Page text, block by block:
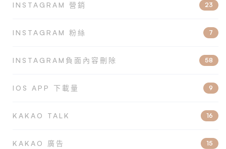
INSTAGRAM 營銷 23
INSTAGRAM 粉絲 7
INSTAGRAM負面內容刪除 58
IOS APP 下載量 9
KAKAO TALK 16
KAKAO 廣告 15